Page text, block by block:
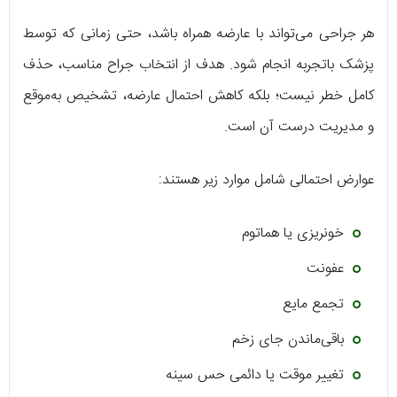
هر جراحی می‌تواند با عارضه همراه باشد، حتی زمانی که توسط
پزشک باتجربه انجام شود. هدف از انتخاب جراح مناسب، حذف
کامل خطر نیست؛ بلکه کاهش احتمال عارضه، تشخیص به‌موقع
و مدیریت درست آن است.
عوارض احتمالی شامل موارد زیر هستند:
خونریزی یا هماتوم
عفونت
تجمع مایع
باقی‌ماندن جای زخم
تغییر موقت یا دائمی حس سینه